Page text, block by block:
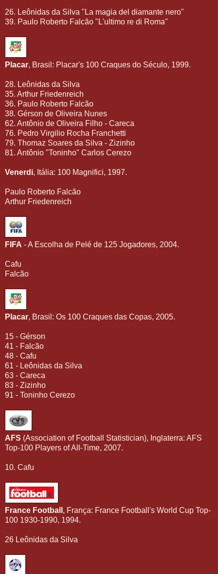
26. Leônidas da Silva "La magia del diamante nero"
39. Paulo Roberto Falcão "L'ultimo re di Roma"
Placar, Brasil: Placar's 100 Craques do Século, 1999.
28. Leônidas da Silva
35. Arthur Friedenreich
36. Paulo Roberto Falcão
38. Gérson de Oliveira Nunes
62. Antônio de Oliveira Filho - Careca
76. Pedro Virgilio Rocha Franchetti
79. Thomaz Soares da Silva - Zizinho
81. Antônio "Toninho" Carlos Cerezo
Venerdi, Itália: 100 Magnifici, 1997.
Paulo Roberto Falcão
Arthur Friedenreich
FIFA - A Escolha de Pelé de 125 Jogadores, 2004.
Cafu
Falcão
Placar, Brasil: Os 100 Craques das Copas, 2005.
15 - Gérson
41 - Falcão
48 - Cafu
61 - Leônidas da Silva
63 - Careca
83 - Zizinho
91 - Toninho Cerezo
AFS (Association of Football Statistician), Inglaterra: AFS
Top-100 Players of All-Time, 2007.
10. Cafu
France Football , França: France Football's World Cup Top-
100 1930-1990, 1994.
26 Leônidas da Silva